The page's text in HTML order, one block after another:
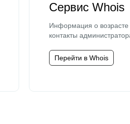
Сервис Whois
Информация о возрасте
контакты
Перейти в Whois